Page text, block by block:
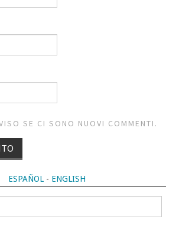
SE CI SONO NUOVI COMMENTI.
ESPAÑOL- ENGLISH